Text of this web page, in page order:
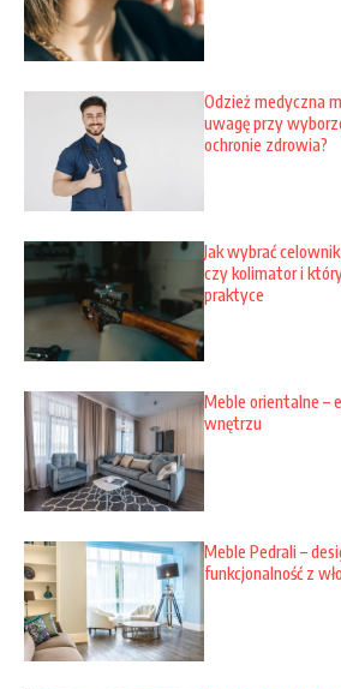
Odzież medyczna
uwagę przy
ochronie zdrowia?
Jak wybrać
czy kolimator i
praktyce
Meble orientalne –
wnętrzu
Meble Pedrali –
funkcjonalność z